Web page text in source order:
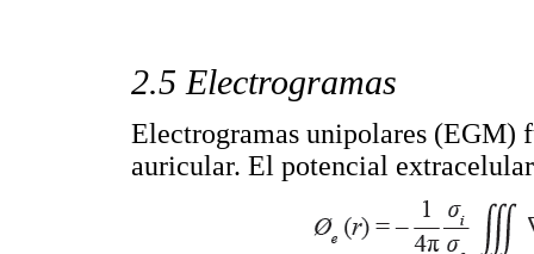
2.5 Electrogramas
Electrogramas unipolares (EGM)
auricular. El potencial